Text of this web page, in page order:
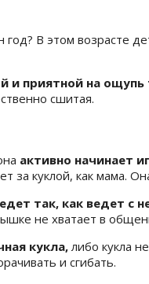
В этом возрасте
и приятной на ощупь
сшитая.
активно начинает
за куклой, как мама.
так, как ведет с
не хватает в
кукла, либо кукла
и сгибать.